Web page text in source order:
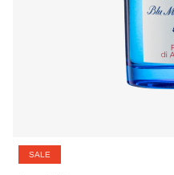
SALE